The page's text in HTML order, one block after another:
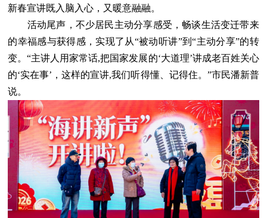
新春宣讲既入脑入心，又暖意融融。
活动尾声，不少居民主动分享感受，畅谈生活变迁带来
的幸福感与获得感，实现了从“被动听讲”到“主动分享”的转
变。“主讲人用家常话,把国家发展的‘大道理’讲成老百姓关心
的‘实在事’，这样的宣讲,我们听得懂、记得住。”市民潘新普
说。